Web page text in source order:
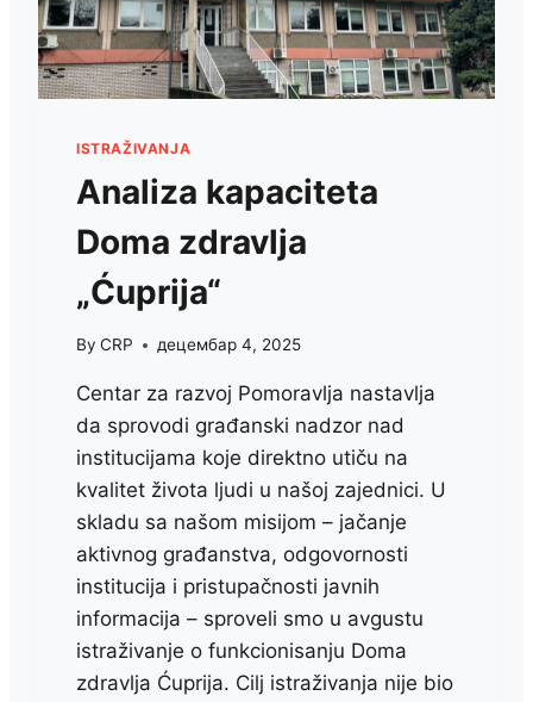
ISTRAŽIVANJA
Analiza kapaciteta
Doma zdravlja
„Ćuprija“
By CRP децембар 4, 2025
Centar za razvoj Pomoravlja nastavlja
da sprovodi građanski nadzor nad
institucijama koje direktno utiču na
kvalitet života ljudi u našoj zajednici. U
skladu sa našom misijom – jačanje
aktivnog građanstva, odgovornosti
institucija i pristupačnosti javnih
informacija – sproveli smo u avgustu
istraživanje o funkcionisanju Doma
zdravlja Ćuprija. Cilj istraživanja nije bio